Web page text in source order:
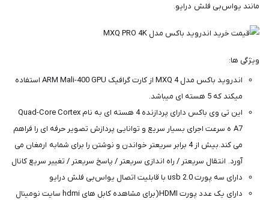
مانند یواس‌بی فلش درایو.
ویژگی ها:
اندروید باکس مدل MXQ 4 از کارت گرافیک ARM Mali-400 GPU استفاده
میکند که 5 هسته ای میباشد.
این تی وی باکس دارای پردازنده 4 هسته ای به نام Quad-Core Cortex
A7 ه سرعت اجرای بسیار سریع و توانایی پردازش تصویر حرفه ای را فراهم
می کند.بیش از 4 برابر سریعتر خواندن و نوشتن را برای شمابه ارمغان می
آورد. انتقال سریعتر / راه اندازی سریعتر / پاسخ سریعتر / تغییر سریع کانال
دارای سه پورت usb 2.0 با قابلیت اتصال یواس‌بی فلش درایو
دارای یک عدد پورت HDMI(برای مشاهده کابل های hdmi سایت نومینال